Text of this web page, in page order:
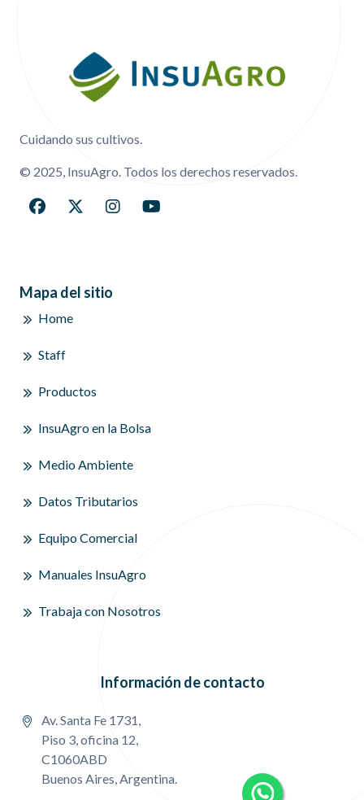
Cuidando sus cultivos.
© 2025, InsuAgro. Todos los derechos reservados.
Mapa del sitio
Home
Staff
Productos
InsuAgro en la Bolsa
Medio Ambiente
Datos Tributarios
Equipo Comercial
Manuales InsuAgro
Trabaja con Nosotros
Información de contacto
Av. Santa Fe 1731,
Piso 3, oficina 12,
C1060ABD
Buenos Aires, Argentina.